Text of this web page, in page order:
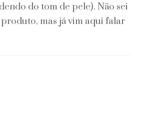
do tom de pele). Não sei
mas já vim aqui falar